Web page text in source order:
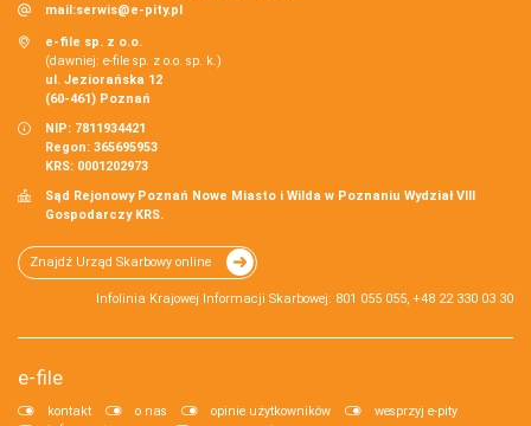
mail:serwis@e-pity.pl
e-file sp. z o.o.
(dawniej: e-file sp. z o.o. sp. k.)
ul. Jeziorańska 12
(60-461) Poznań
NIP: 7811934421
Regon: 365695953
KRS: 0001202973
Sąd Rejonowy Poznań Nowe Miasto i Wilda w Poznaniu Wydział VIII
Gospodarczy KRS.
Znajdź Urząd Skarbowy online
Infolinia Krajowej Informacji Skarbowej: 801 055 055, +48 22 330 03 30
e-file
kontakt o nas opinie użytkowników
wesprzyj e-pity